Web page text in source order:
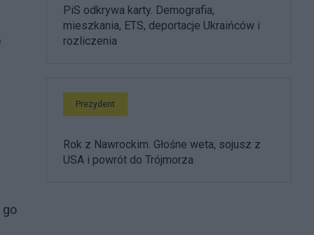
go
PiS odkrywa karty. Demografia,
mieszkania, ETS, deportacje Ukraińców i
rozliczenia
Prezydent
Rok z Nawrockim. Głośne weta, sojusz z
USA i powrót do Trójmorza